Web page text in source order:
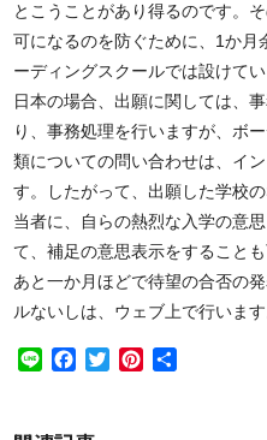
とこうことがあり得るのです。
可になるのを防ぐために、1か月
ーディングスクールでは設けてい
日本の場合、出願に関しては、
り、事務処理を行いますが、ボ
類についての問い合わせは、イ
す。したがって、出願した学校
当者に、自らの熱烈な入学の意
て、補足の意思表示をすることも
あと一か月ほどで待望の合否の
ルないしは、ウェブ上で行います
Line Facebook
TwitterPinterest